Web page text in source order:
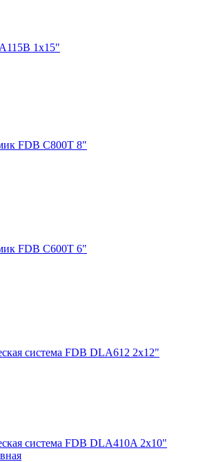
1x15"
FDB C800T 8"
FDB C600T 6"
система FDB DLA612 2x12"
система FDB DLA410A 2x10"